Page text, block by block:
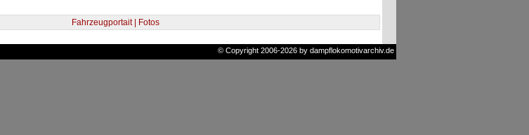
Fahrzeugportait | Fotos
© Copyright 2006-2026 by dampflokomotivarchiv.de